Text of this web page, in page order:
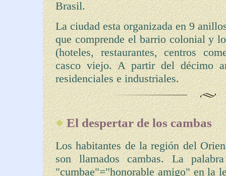
Brasil.
La ciudad esta organizada en 9
que comprende el barrio colonial y
(hoteles, restaurantes, centros
casco viejo. A partir del décimo
residenciales e industriales.
El despertar de los cambas
Los habitantes de la región del
son llamados cambas. La
"cumbae"="honorable amigo" en la